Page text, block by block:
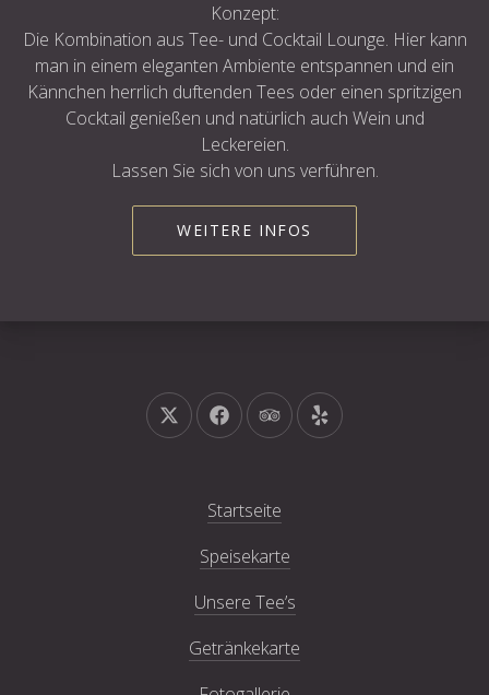
Konzept:
Die Kombination aus Tee- und Cocktail Lounge. Hier kann
man in einem eleganten Ambiente entspannen und ein
Kännchen herrlich duftenden Tees oder einen spritzigen
Cocktail genießen und natürlich auch Wein und
Leckereien.
Lassen Sie sich von uns verführen.
WEITERE INFOS
Neues Fenster
Neues Fenster
Neues FensterNeues Fenster
Startseite
Speisekarte
Unsere Tee’s
Getränkekarte